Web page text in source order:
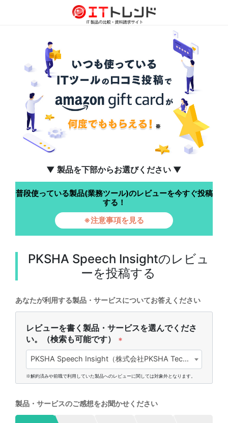
▼ 製品を下部からお選びください ▼
普段使っている製品(業務ツール)のレビューを今すぐ投稿
する！
※注意事項を見る
PKSHA Speech Insightのレビュ
ーを投稿する
あなたが利用する製品・サービスについてお答えください
レビューを書く製品・サービスを選んでくださ
い。（検索も可能です）
*
PKSHA Speech Insight（株式会社PKSHA Technology)
※解約済みや前職で利用していた製品へのレビューに関しては対象外となります。
製品・サービスのご感想をお聞かせください